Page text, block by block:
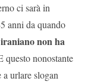
ci sarà in
anni da quando
non ha
questo nonostante
urlare slogan